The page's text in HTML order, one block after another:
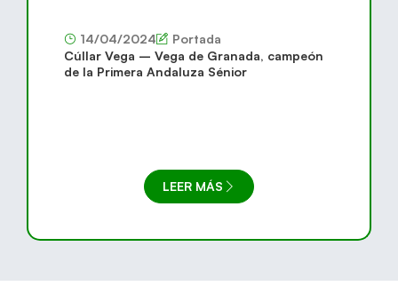
14/04/2024
Portada
Cúllar Vega – Vega de Granada, campeón
de la Primera Andaluza Sénior
LEER MÁS